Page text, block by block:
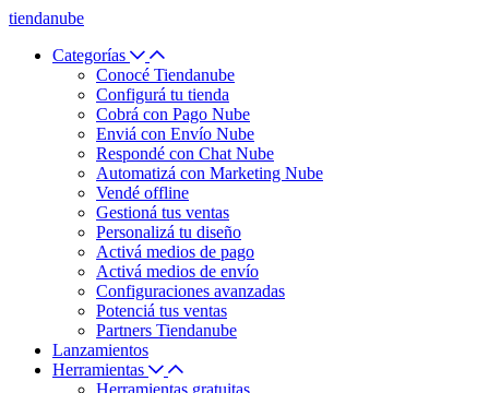
tiendanube
Categorías
Conocé Tiendanube
Configurá tu tienda
Cobrá con Pago Nube
Enviá con Envío Nube
Respondé con Chat Nube
Automatizá con Marketing Nube
Vendé offline
Gestioná tus ventas
Personalizá tu diseño
Activá medios de pago
Activá medios de envío
Configuraciones avanzadas
Potenciá tus ventas
Partners Tiendanube
Lanzamientos
Herramientas
Herramientas gratuitas